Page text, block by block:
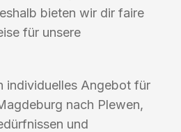
bieten wir dir faire
für unsere
individuelles Angebot für
nach Plewen,
und